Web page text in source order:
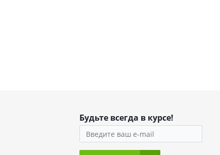
Будьте всегда в курсе!